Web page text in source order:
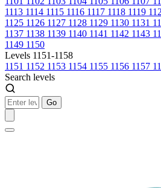
1113 1114 1115 1116 1117 1118 1119
1125 1126 1127 1128 1129 1130 1131
1137 1138 1139 1140 1141 1142 1143
1149 1150
Levels 1151-1158
1151 1152 1153 1154 1155 1156 1157
Search levels
Go